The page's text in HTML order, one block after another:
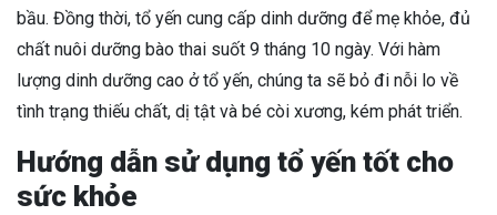
bầu. Đồng thời, tổ yến cung cấp dinh dưỡng để mẹ khỏe, đủ
chất nuôi dưỡng bào thai suốt 9 tháng 10 ngày. Với hàm
lượng dinh dưỡng cao ở tổ yến, chúng ta sẽ bỏ đi nỗi lo về
tình trạng thiếu chất, dị tật và bé còi xương, kém phát triển.
Hướng dẫn sử dụng tổ yến tốt cho
sức khỏe